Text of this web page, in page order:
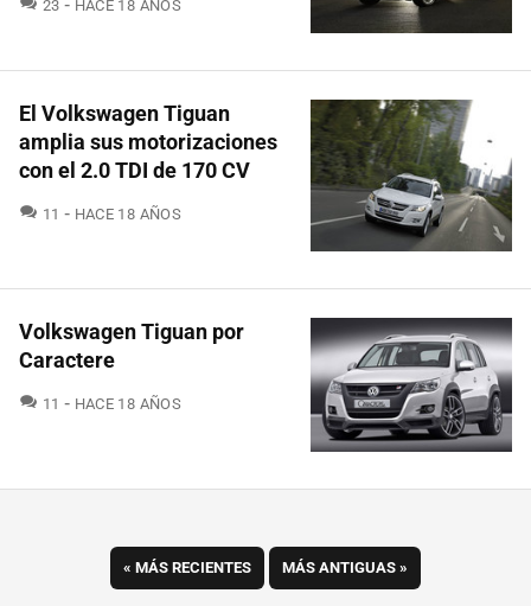
23 HACE 18 AÑOS
El Volkswagen Tiguan
amplia sus motorizaciones
con el 2.0 TDI de 170 CV
11 COMENTARIOS
HACE 18 AÑOS
Volkswagen Tiguan por
Caractere
11 COMENTARIOS
HACE 18 AÑOS
« MÁS RECIENTES MÁS ANTIGUAS »